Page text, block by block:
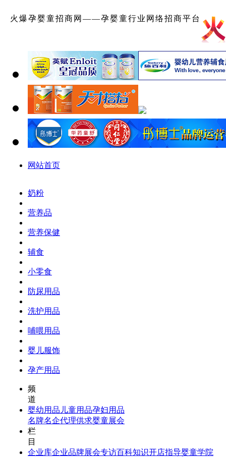
火爆孕婴童招商网——孕婴童行业网络招商平台
网站首页
奶粉
营养品
营养保健
辅食
小零食
防尿用品
洗护用品
哺喂用品
婴儿服饰
孕产用品
频
道
婴幼用品 儿童用品孕妇用品
名牌名企代理供求婴童展会
栏
目
企业库企业品牌展会专访百科知识开店指导婴童学院